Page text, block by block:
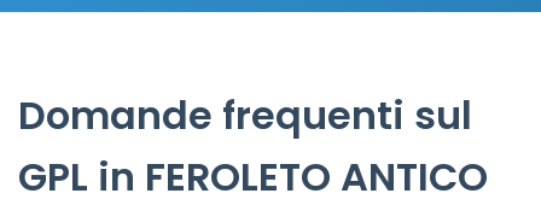
Domande frequenti sul
GPL in FEROLETO ANTICO